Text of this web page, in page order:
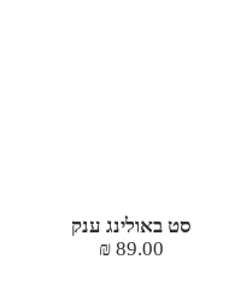
סט באולינג ענק
89.00
₪